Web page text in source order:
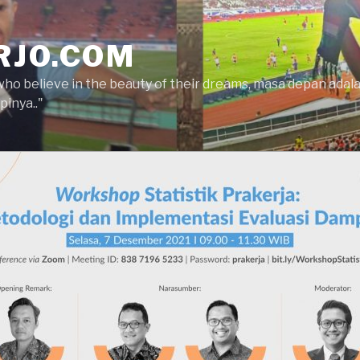
believe in the beauty of their dreams, masa depan